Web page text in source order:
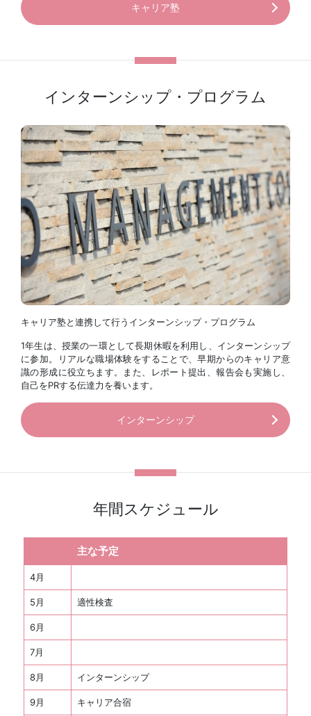
キャリア塾
インターンシップ・プログラム
キャリア塾と連携して行う インターンシップ・プログラム
1年生は、授業の一環として長期休暇を利用し、インターンシップ
に参加。リアルな職場体験をすることで、早期からのキャリア意
識の形成に役立ちます。また、レポート提出、報告会も実施し、
自己をPRする伝達力を養います。
インターンシップ
年間スケジュール
主な予定
4月
5月 適性検査
6月
7月
8月 インターンシップ
9月 キャリア合宿